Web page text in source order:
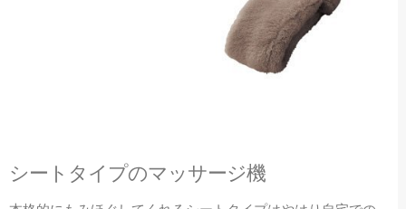
シートタイプのマッサージ機